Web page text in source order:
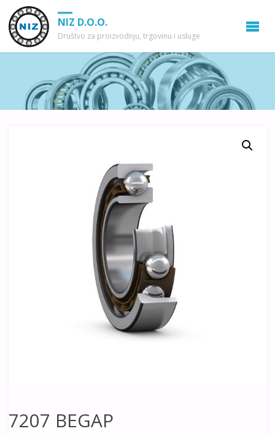
NIZ D.O.O.
Društvo za proizvodnju, trgovinu i usluge
7207 BEGAP